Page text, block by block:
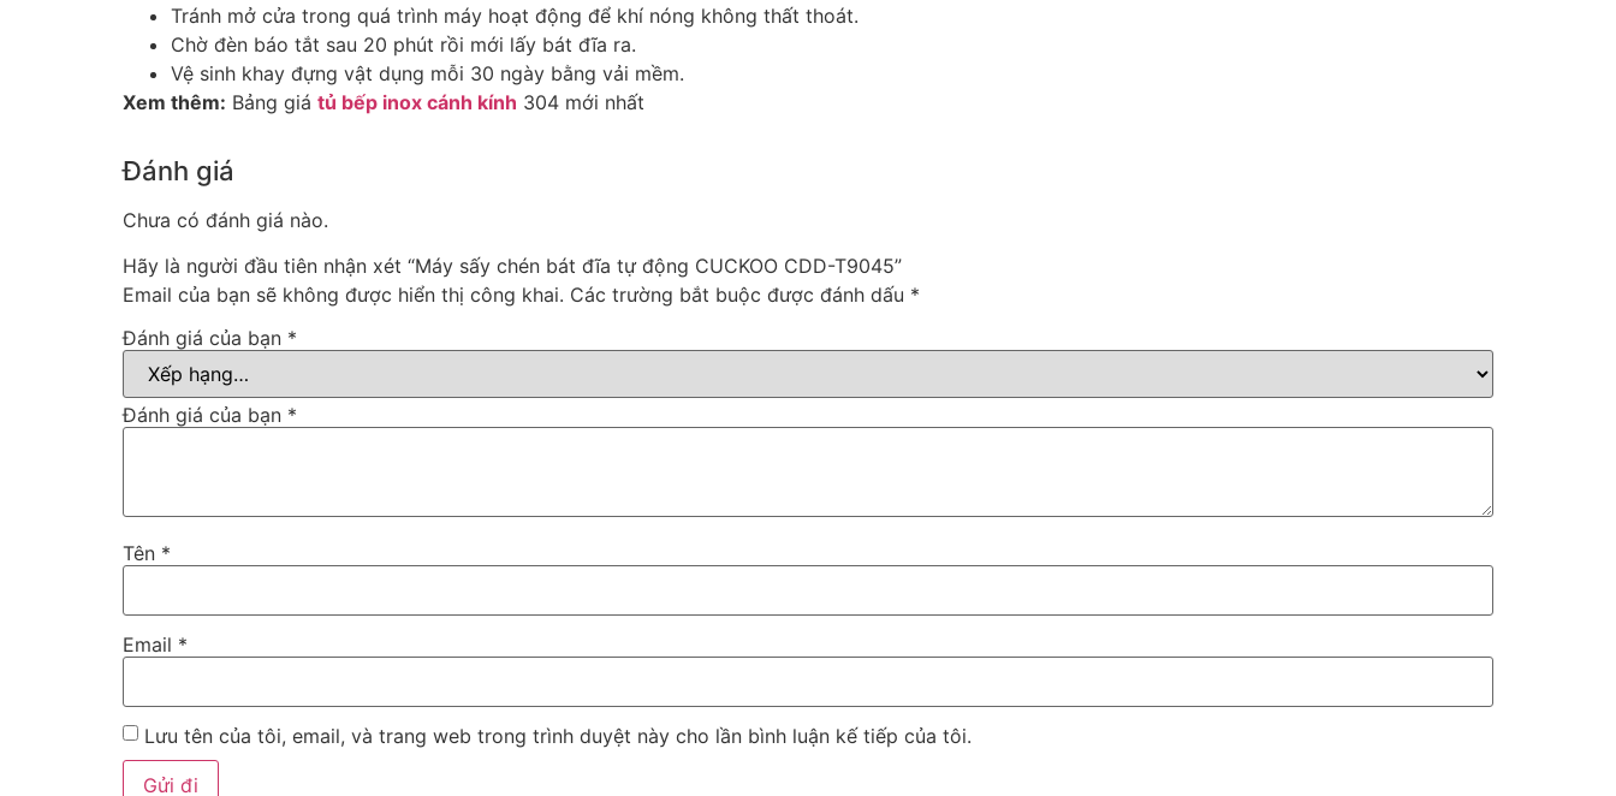
Tránh mở cửa trong quá trình máy hoạt động để khí nóng không thất thoát.
Chờ đèn báo tắt sau 20 phút rồi mới lấy bát đĩa ra.
Vệ sinh khay đựng vật dụng mỗi 30 ngày bằng vải mềm.
Xem thêm: Bảng giá tủ bếp inox cánh kính 304 mới nhất
Đánh giá
Chưa có đánh giá nào.
Hãy là người đầu tiên nhận xét “Máy sấy chén bát đĩa tự động CUCKOO CDD-T9045”
Email của bạn sẽ không được hiển thị công khai. Các trường bắt buộc được đánh dấu *
Đánh giá của bạn *
Đánh giá của bạn *
Tên *
Email *
Lưu tên của tôi, email, và trang web trong trình duyệt này cho lần bình luận kế tiếp của tôi.